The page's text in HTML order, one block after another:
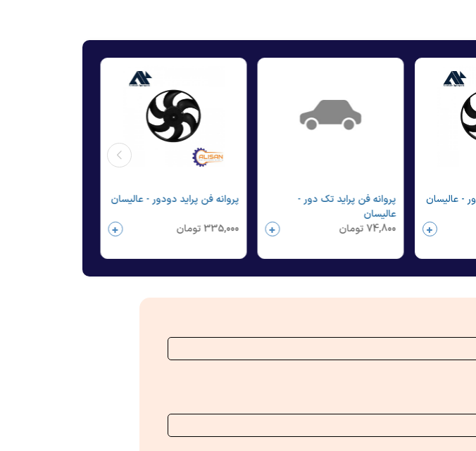
- عالیسان
پروانه فن پراید تک دور -
عالیسان
74,800 تومان
پروانه فن پراید دودور - عالیسان
335,000 تومان